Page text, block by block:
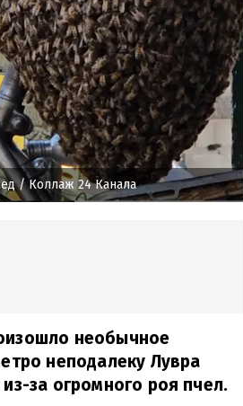
/ Коллаж 24 Канала
необычное
неподалеку Лувра
за огромного роя пчел.